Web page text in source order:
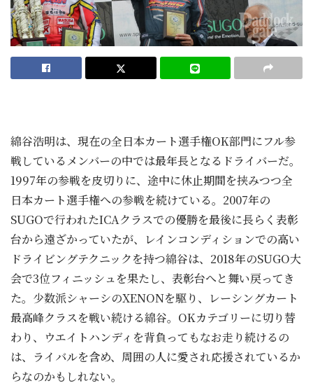
綿谷浩明は、現在の全日本カート選手権OK部門にフル参
戦しているメンバーの中では最年長となるドライバーだ。
1997年の参戦を皮切りに、途中に休止期間を挟みつつ全
日本カート選手権への参戦を続けている。2007年の
SUGOで行われたICAクラスでの優勝を最後に長らく表彰
台から遠ざかっていたが、レインコンディションでの高い
ドライビングテクニックを持つ綿谷は、2018年のSUGO大
会で3位フィニッシュを果たし、表彰台へと舞い戻ってき
た。少数派シャーシのXENONを駆り、レーシングカート
最高峰クラスを戦い続ける綿谷。OKカテゴリーに切り替
わり、ウエイトハンディを背負ってもなお走り続けるの
は、ライバルを含め、周囲の人に愛され応援されているか
らなのかもしれない。